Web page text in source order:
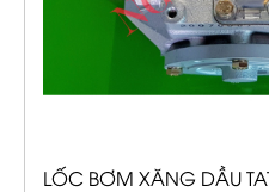
LỐC BƠM XĂNG DẦU